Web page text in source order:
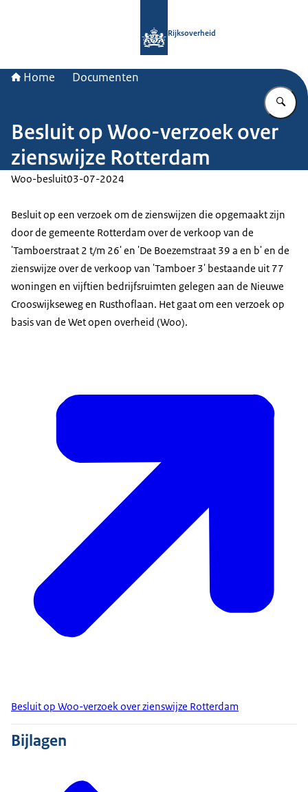
Rijksoverheid
Home Documenten
Besluit op Woo-verzoek over
zienswijze Rotterdam
Woo-besluit03-07-2024
Besluit op een verzoek om de zienswijzen die opgemaakt zijn
door de gemeente Rotterdam over de verkoop van de
'Tamboerstraat 2 t/m 26' en 'De Boezemstraat 39 a en b' en de
zienswijze over de verkoop van 'Tamboer 3' bestaande uit 77
woningen en vijftien bedrijfsruimten gelegen aan de Nieuwe
Crooswijkseweg en Rusthoflaan. Het gaat om een verzoek op
basis van de Wet open overheid (Woo).
Besluit op Woo-verzoek over zienswijze Rotterdam
Bijlagen